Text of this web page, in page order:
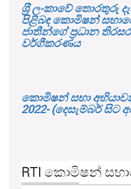
ශ‍්‍රී ලංකාවේ තොරතුරු
පිළිබඳ කොමිෂන්
ජාතීන්ගේ ප්‍රධාන
වර්ගීකරණය
කොමිෂන් සභා
2022- (දෙසැම්බර් සිට
RTI කොමිෂන්